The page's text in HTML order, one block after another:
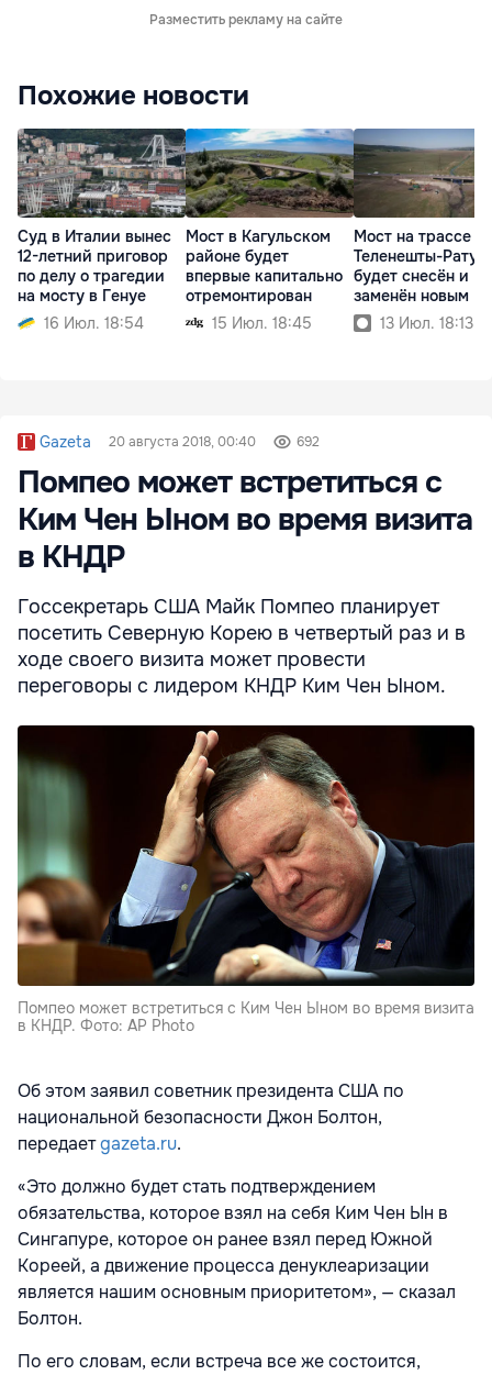
Разместить рекламу на сайте
Похожие новости
Суд в Италии вынес
12-летний приговор
по делу о трагедии
на мосту в Генуе
16 Июл. 18:54
Мост в Кагульском
районе будет
впервые капитально
отремонтирован
15 Июл. 18:45
Мост на трассе
Теленешты-Ратуш
будет снесён и
заменён новым
13 Июл. 18:13
Gazeta 20 августа 2018, 00:40 692
Помпео может встретиться с
Ким Чен Ыном во время визита
в КНДР
Госсекретарь США Майк Помпео планирует
посетить Северную Корею в четвертый раз и в
ходе своего визита может провести
переговоры с лидером КНДР Ким Чен Ыном.
Помпео может встретиться с Ким Чен Ыном во время визита
в КНДР. Фото: AP Photo
Об этом заявил советник президента США по
национальной безопасности Джон Болтон,
передаетgazeta.ru.
«Это должно будет стать подтверждением
обязательства, которое взял на себя Ким Чен Ын в
Сингапуре, которое он ранее взял перед Южной
Кореей, а движение процесса денуклеаризации
является нашим основным приоритетом», — сказал
Болтон.
По его словам, если встреча все же состоится,